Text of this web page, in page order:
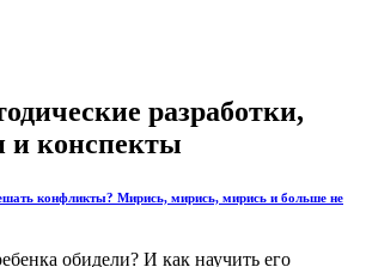
разработки,
и конспекты
конфликты? Мирись, мирись, мирись и больше не
обидели? И как научить его